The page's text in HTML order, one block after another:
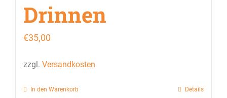
Drinnen
€35,00
zzgl. Versandkosten
In den Warenkorb Details